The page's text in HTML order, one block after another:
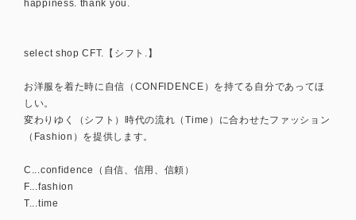
happiness. thank you.
select shop CFT.【シフト.】
お洋服を着た時に自信（CONFIDENCE）を持てる自分であってほ
しい。
変わりゆく（シフト）時代の流れ（Time）に合わせたファッション
（Fashion）を提供します。
C...confidence（自信、信用、信頼）
F...fashion
T...time